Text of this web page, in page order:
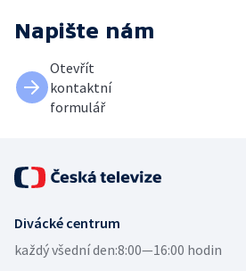
Napište nám
Otevřít
kontaktní
formulář
Divácké centrum
každý všední den:8:00—16:00 hodin